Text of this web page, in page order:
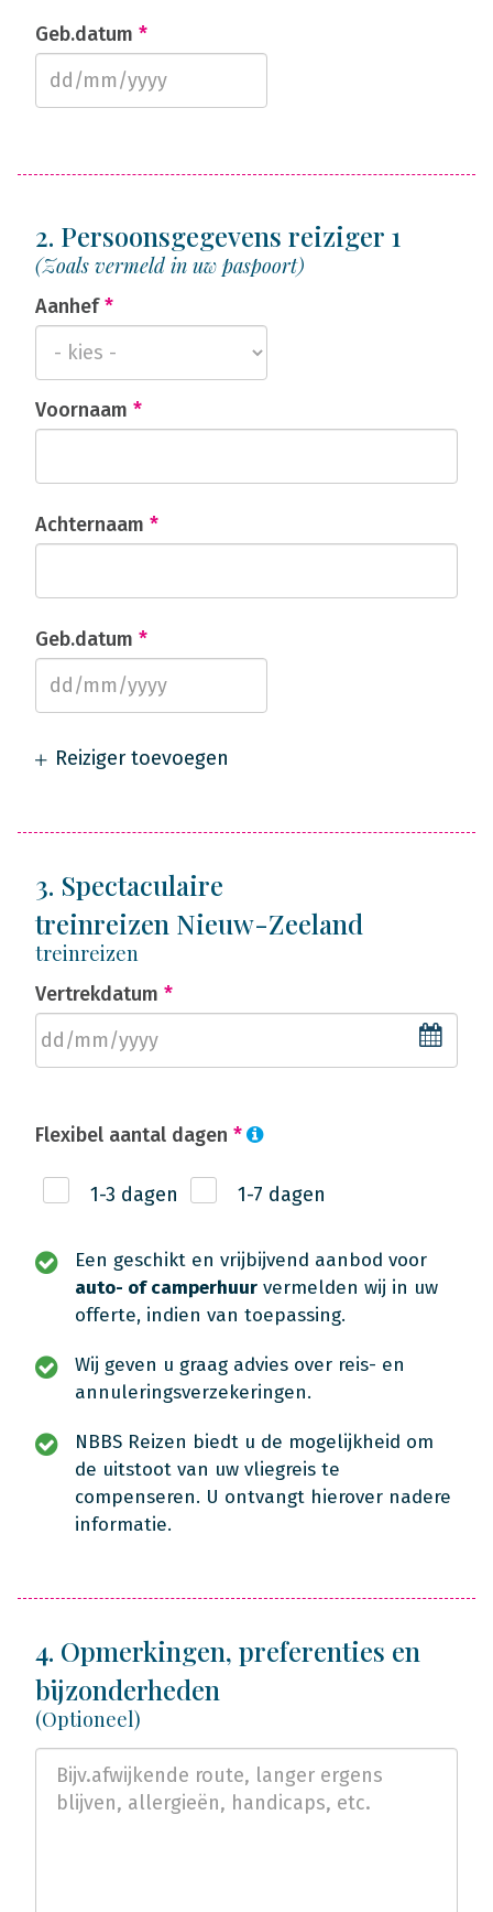
Geb.datum *
2. Persoonsgegevens reiziger 1
(Zoals vermeld in uw paspoort)
Aanhef*
Voornaam *
Achternaam *
Geb.datum *
Reiziger toevoegen
3. Spectaculaire
treinreizen Nieuw-Zeeland
treinreizen
Vertrekdatum *
Flexibel aantal dagen *
1-3 dagen 1-7 dagen
Een geschikt en vrijbijvend aanbod voor
auto- of camperhuur vermelden wij in uw
offerte, indien van toepassing.
Wij geven u graag advies over reis- en
annuleringsverzekeringen.
NBBS Reizen biedt u de mogelijkheid om
de uitstoot van uw vliegreis te
compenseren. U ontvangt hierover nadere
informatie.
4. Opmerkingen, preferenties en
bijzonderheden
(Optioneel)